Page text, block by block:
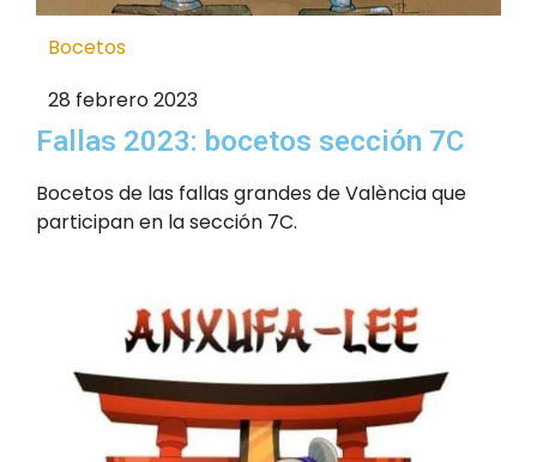
Bocetos
28 febrero 2023
Fallas 2023: bocetos sección 7C
Bocetos de las fallas grandes de València que
participan en la sección 7C.